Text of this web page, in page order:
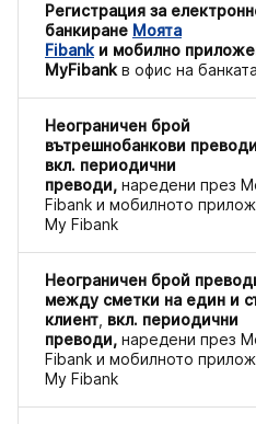
Регистрация за
банкиране Моята
Fibank и мобилно
MyFibank в офис на банката
Неограничен брой
вътрешнобанкови
вкл. периодични
преводи, наредени през
Fibank и мобилното
My Fibank
Неограничен брой
между сметки на един и
клиент вкл. периодични
преводи, наредени през
Fibank и мобилното
My Fibank